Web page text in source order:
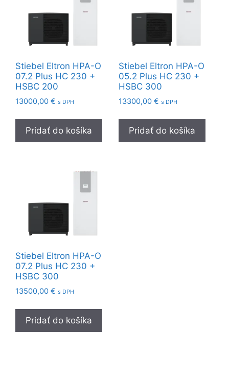
Stiebel Eltron HPA-O
07.2 Plus HC 230 +
HSBC 200
13000,00 € s DPH
Pridať do košíka
Stiebel Eltron HPA-O
05.2 Plus HC 230 +
HSBC 300
13300,00 € s DPH
Pridať do košíka
Stiebel Eltron HPA-O
07.2 Plus HC 230 +
HSBC 300
13500,00 € s DPH
Pridať do košíka